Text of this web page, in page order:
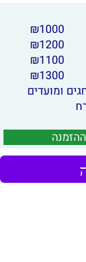
1000
₪
1200
₪
1100
₪
1300
₪
ומועדים